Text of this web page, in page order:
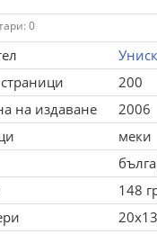
0
200
на издаване
2006
меки
148
20x13